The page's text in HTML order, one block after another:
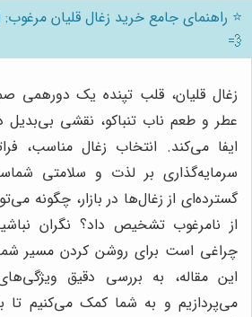
⭐️ راهنمای جامع خرید زغال قلیان مرغوب:
💨
زغال قلیان، قلب تپنده یک دورهمی
عطر و طعم ناب تنباکو، نقشی بی‌بدیل
ایفا می‌کند. انتخاب زغال مناسب،
سرمایه‌گذاری بر لذت و سلامتی
گسترده‌ای از زغال‌ها در بازار، چگونه
از نامرغوب تشخیص داد؟ نگران
چراغی است برای روشن کردن مسیر
این مقاله، به بررسی دقیق
می‌پردازیم و به شما کمک می‌کنیم تا